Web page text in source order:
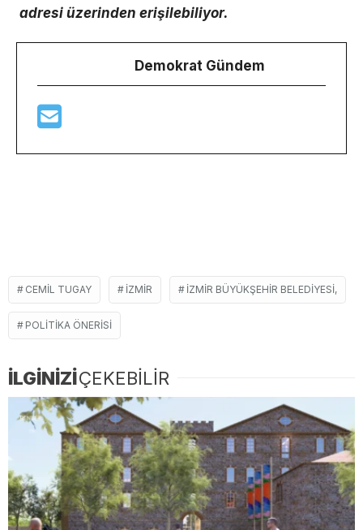
adresi üzerinden erişilebiliyor.
Demokrat Gündem
CEMIL TUGAY İZMIR İZMIR BÜYÜKŞEHIR BELEDIYESI,
POLITIKA ÖNERISI
İLGİNİZİÇEKEBİLİR